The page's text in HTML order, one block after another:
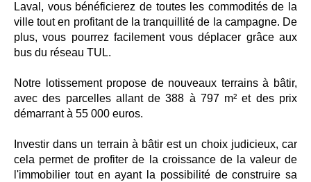
Laval, vous bénéficierez de toutes les commodités de la
ville tout en profitant de la tranquillité de la campagne. De
plus, vous pourrez facilement vous déplacer grâce aux
bus du réseau TUL.
Notre lotissement propose de nouveaux terrains à bâtir,
avec des parcelles allant de 388 à 797 m² et des prix
démarrant à 55 000 euros.
Investir dans un terrain à bâtir est un choix judicieux, car
cela permet de profiter de la croissance de la valeur de
l'immobilier tout en ayant la possibilité de construire sa